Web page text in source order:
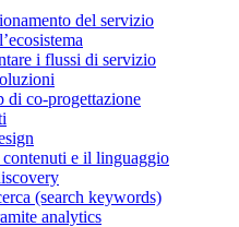
del servizio
i flussi di servizio
di co-progettazione
e il linguaggio
(search keywords)
analytics